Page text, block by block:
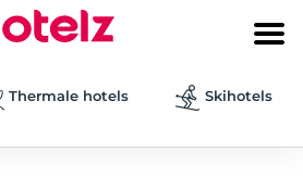
Thermale hotels Skihotels